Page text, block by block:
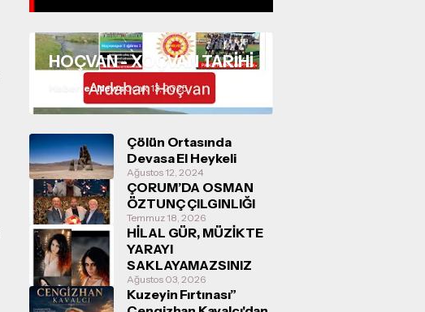
HOÇVAN - XOÇVAN TARİHİ
Haberler NewsOcak 13, 2025
Çölün Ortasında
Devasa El Heykeli
Ağustos 12, 2024
ÇORUM’DA OSMAN
ÖZTUNÇ ÇILGINLIĞI
Temmuz 18, 2026
HİLAL GÜR, MÜZİKTE
YARAYI
SAKLAYAMAZSINIZ
Ağustos 03, 2026
Kuzeyin Fırtınası”